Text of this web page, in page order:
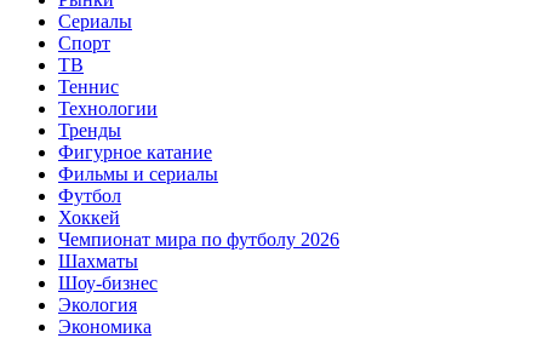
Сериалы
Спорт
ТВ
Теннис
Технологии
Тренды
Фигурное катание
Фильмы и сериалы
Футбол
Хоккей
Чемпионат мира по футболу 2026
Шахматы
Шоу-бизнес
Экология
Экономика